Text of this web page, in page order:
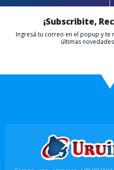
¡Subscribite,
Ingresá tu correo en el popup y
últimas